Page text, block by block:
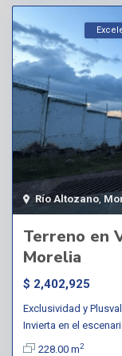
Río Altozano,
Terreno en
Morelia
$ 2,402,925
Exclusividad y
Invierta en el
228.00 m2